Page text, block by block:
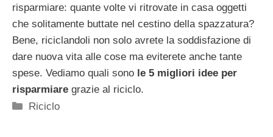
risparmiare: quante volte vi ritrovate in casa oggetti
che solitamente buttate nel cestino della spazzatura?
Bene, riciclandoli non solo avrete la soddisfazione di
dare nuova vita alle cose ma eviterete anche tante
spese. Vediamo quali sono le 5 migliori idee per
risparmiare grazie al riciclo.
Categorie
Riciclo